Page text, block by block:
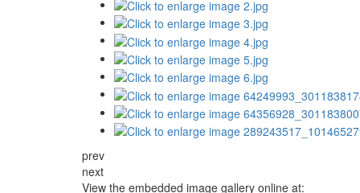
prev
next
View the embedded image gallery online at: